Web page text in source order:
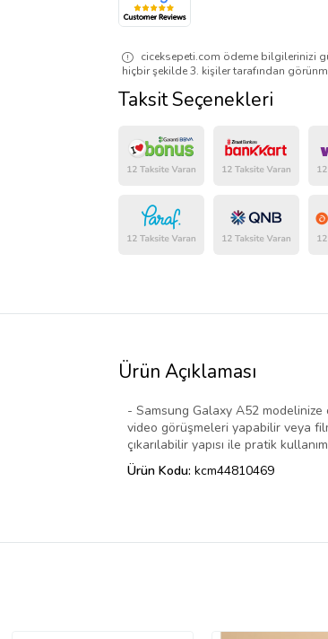
ciceksepeti.com ödeme bilgilerinizi
hiçbir şekilde 3. kişiler tarafından
Taksit Seçenekleri
Ürün Açıklaması
- Samsung Galaxy A52
video görüşmeleri yapabilir veya
çıkarılabilir yapısı ile pratik
Ürün Kodu: kcm44810469